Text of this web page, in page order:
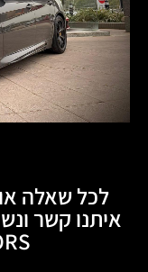
לכל שאלה
איתנו קשר